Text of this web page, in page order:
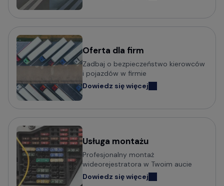
Oferta dla firm
Zadbaj o bezpieczeństwo kierowców
i pojazdów w firmie
Dowiedz się więcej
Usługa montażu
Profesjonalny montaż
wideorejestratora w Twoim aucie
Dowiedz się więcej